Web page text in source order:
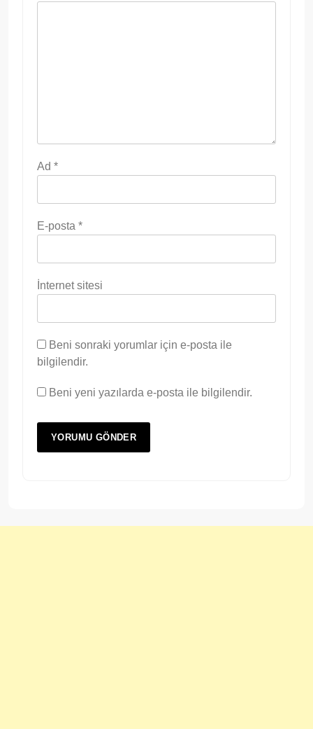
Ad *
E-posta *
İnternet sitesi
Beni sonraki yorumlar için e-posta ile
bilgilendir.
Beni yeni yazılarda e-posta ile bilgilendir.